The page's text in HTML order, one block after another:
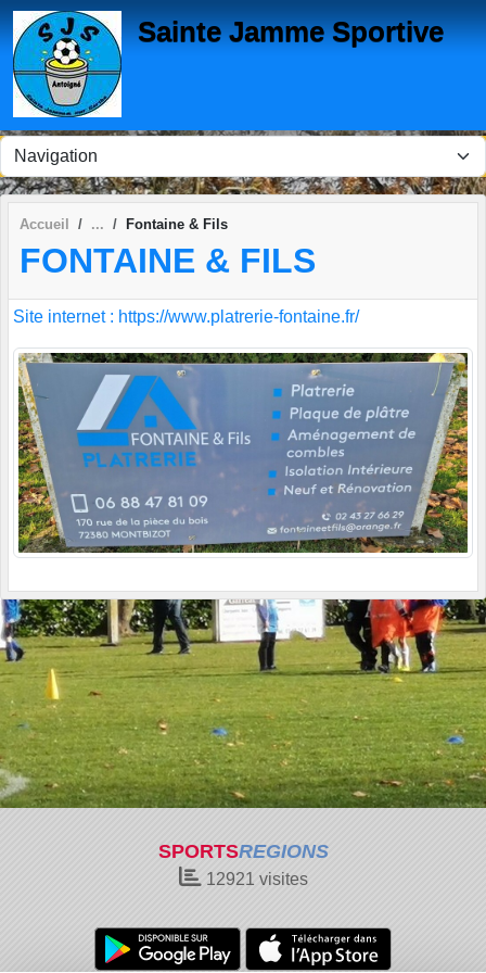
Sainte Jamme Sportive
Accueil Fontaine & Fils
FONTAINE & FILS
Site internet : https://www.platrerie-fontaine.fr/
SPORTSREGIONS
12921 visites
Panneau de gestion des cookies